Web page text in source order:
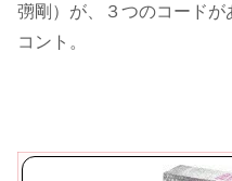
彅剛）が、３つのコード
コント。